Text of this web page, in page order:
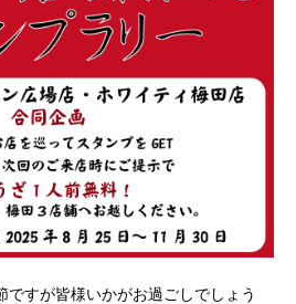
ですが皆様いかがお過ごしでしょう